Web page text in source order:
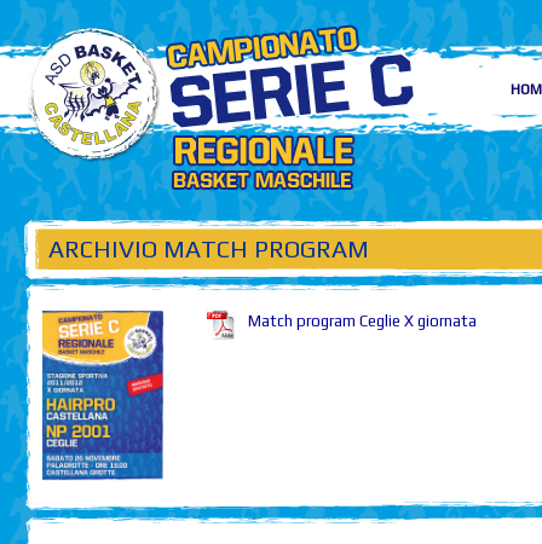
ARCHIVIO MATCH PROGRAM
Match program Ceglie X giornata